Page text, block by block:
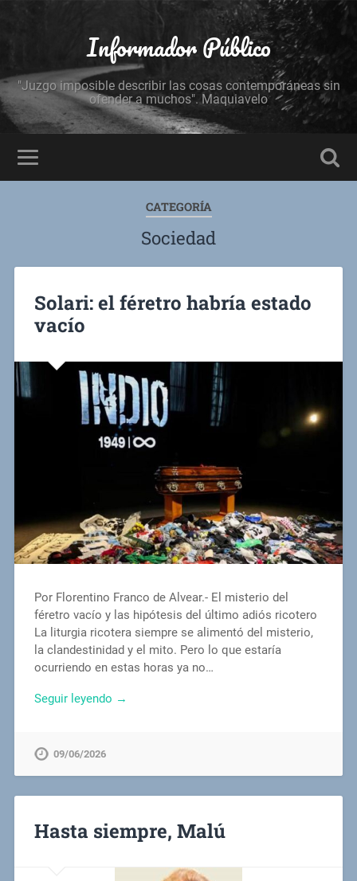
Informador Público
"Juzgo imposible describir las cosas contemporáneas sin
ofender a muchos". Maquiavelo
CATEGORÍA
Sociedad
Solari: el féretro habría estado
vacío
Por Florentino Franco de Alvear.- El misterio del
féretro vacío y las hipótesis del último adiós ricotero
La liturgia ricotera siempre se alimentó del misterio,
la clandestinidad y el mito. Pero lo que estaría
ocurriendo en estas horas ya no…
Seguir leyendo →
09/06/2026
Hasta siempre, Malú